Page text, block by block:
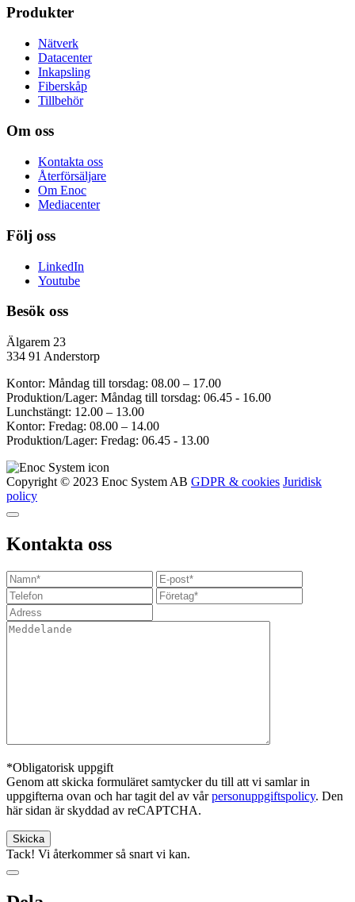
Produkter
Nätverk
Datacenter
Inkapsling
Fiberskåp
Tillbehör
Om oss
Kontakta oss
Återförsäljare
Om Enoc
Mediacenter
Följ oss
LinkedIn
Youtube
Besök oss
Älgarem 23
334 91 Anderstorp
Kontor: Måndag till torsdag: 08.00 – 17.00
Produktion/Lager: Måndag till torsdag: 06.45 - 16.00
Lunchstängt: 12.00 – 13.00
Kontor: Fredag: 08.00 – 14.00
Produktion/Lager: Fredag: 06.45 - 13.00
Copyright © 2023 Enoc System AB GDPR & cookies Juridisk
policy
Kontakta oss
*Obligatorisk uppgift
Genom att skicka formuläret samtycker du till att vi samlar in
uppgifterna ovan och har tagit del av vårpersonuppgiftspolicy. Den
här sidan är skyddad av reCAPTCHA.
Tack! Vi återkommer så snart vi kan.